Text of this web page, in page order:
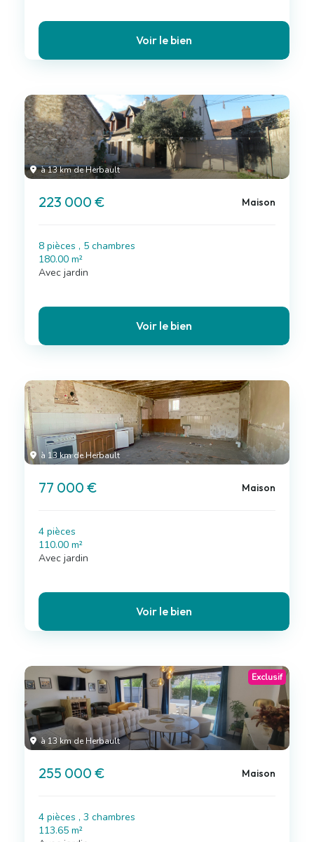
Voir le bien
à 13 km de Herbault
223 000 € Maison
8 pièces , 5 chambres
180.00 m²
Avec jardin
Voir le bien
à 13 km de Herbault
77 000 € Maison
4 pièces
110.00 m²
Avec jardin
Voir le bien
à 13 km de Herbault
Exclusif
255 000 € Maison
4 pièces , 3 chambres
113.65 m²